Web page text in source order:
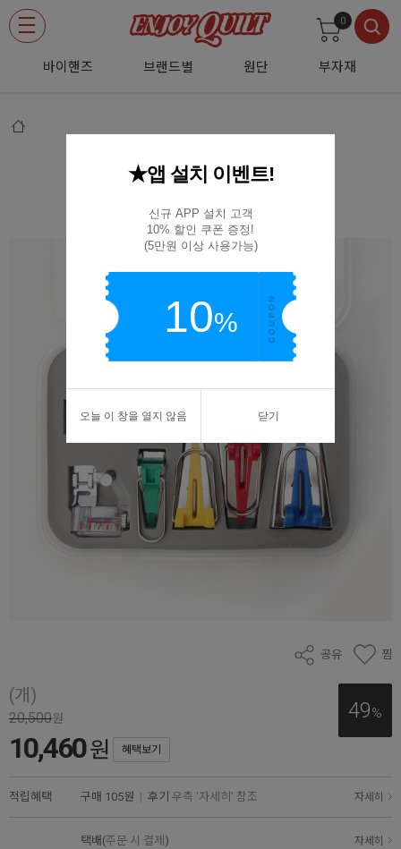
바이핸즈 브랜드별 원단 부자재
0
[기본부자재] 바이어스 메이커 세트
(D02)CY-BTM-S1
공유 찜
(개)
49%
20,500원
10,460원 혜택보기
적립혜택 구매 105원 | 후기 우측 '자세히' 참조 자세히
택배(주문 시 결제 ) 자세히
★앱 설치 이벤트!
신규 APP 설치 고객
10% 할인 쿠폰 증정!
(5만원 이상 사용가능)
10%
오늘 이 창을 열지 않음 닫기